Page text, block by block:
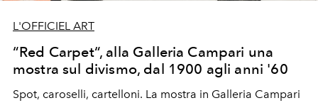
L'OFFICIEL ART
“Red Carpet“, alla Galleria Campari una
mostra sul divismo, dal 1900 agli anni '60
Spot, caroselli, cartelloni. La mostra in Galleria Campari